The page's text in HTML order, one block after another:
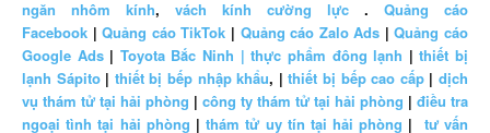
ngăn nhôm kính, vách kính cường lực . Quảng cáo
Facebook |Quảng cáo TikTok | Quảng cáo Zalo Ads |Quảng cáo
Google Ads| Toyota Bắc Ninh | thực phẩm đông lạnh |thiết bị
lạnh Sápito | thiết bị bếp nhập khẩu, |thiết bị bếp cao cấp|dịch
vụ thám tử tại hải phòng | công ty thám tử tại hải phòng | điều tra
ngoại tình tại hải phòng |thám tử uy tín tại hải phòng | tư vấn